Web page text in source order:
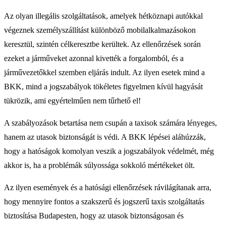
Az olyan illegális szolgáltatások, amelyek hétköznapi autókkal
végeznek személyszállítást különböző mobilalkalmazásokon
keresztül, szintén célkeresztbe kerültek. Az ellenőrzések során
ezeket a járműveket azonnal kivették a forgalomból, és a
járművezetőkkel szemben eljárás indult. Az ilyen esetek mind a
BKK, mind a jogszabályok tökéletes figyelmen kívül hagyását
tükrözik, ami egyértelműen nem tűrhető el!
A szabályozások betartása nem csupán a taxisok számára lényeges,
hanem az utasok biztonságát is védi. A BKK lépései aláhúzzák,
hogy a hatóságok komolyan veszik a jogszabályok védelmét, még
akkor is, ha a problémák súlyossága sokkoló mértékeket ölt.
Az ilyen események és a hatósági ellenőrzések rávilágítanak arra,
hogy mennyire fontos a szakszerű és jogszerű taxis szolgáltatás
biztosítása Budapesten, hogy az utasok biztonságosan és